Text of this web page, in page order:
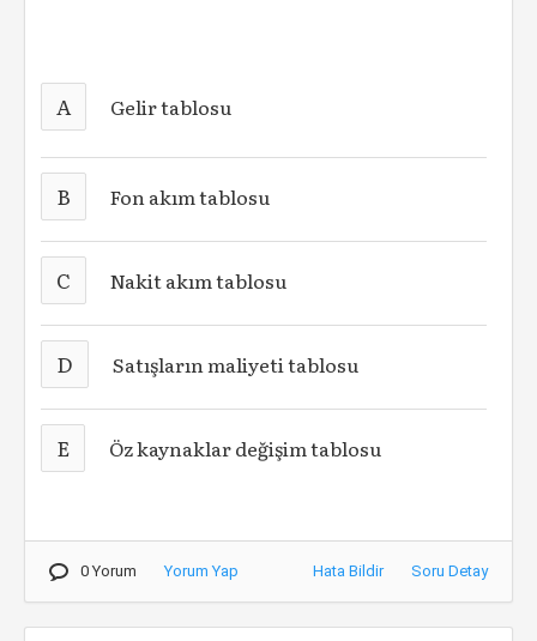
A Gelir tablosu
B Fon akım tablosu
C Nakit akım tablosu
D Satışların maliyeti tablosu
E Öz kaynaklar değişim tablosu
0 Yorum Yorum Yap Hata Bildir Soru Detay